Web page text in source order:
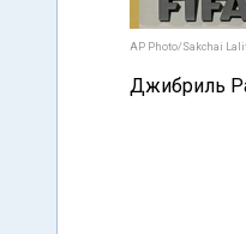
AP Photo/Sakchai
Джибриль